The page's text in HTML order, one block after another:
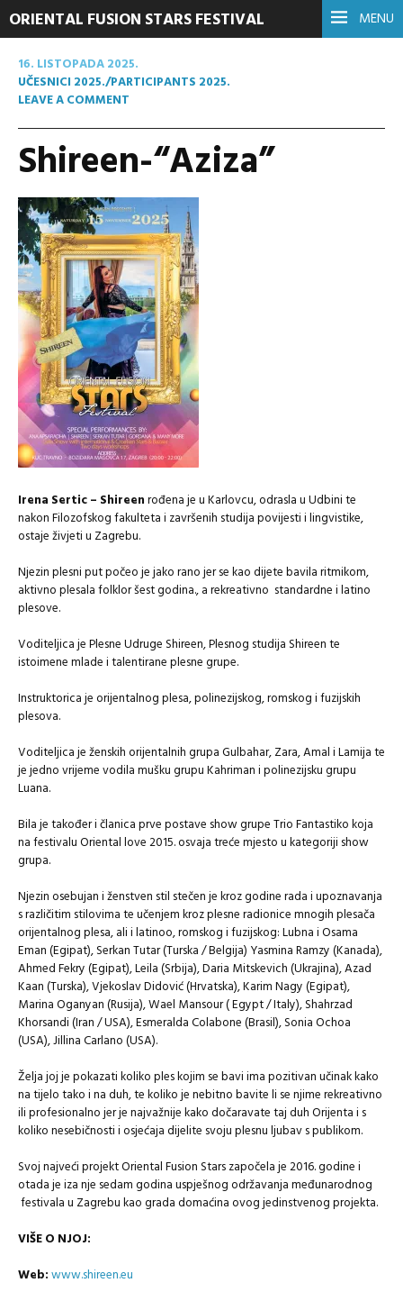
MENU
ORIENTAL FUSION STARS FESTIVAL
16. LISTOPADA 2025.
UČESNICI 2025./PARTICIPANTS 2025.
LEAVE A COMMENT
Shireen-“Aziza”
Irena Sertic – Shireenrođena je u Karlovcu, odrasla u Udbini te
nakon Filozofskog fakulteta i završenih studija povijesti i lingvistike,
ostaje živjeti u Zagrebu.
Njezin plesni put počeo je jako rano jer se kao dijete bavila ritmikom,
aktivno plesala folklor šest godina., a rekreativno standardne i latino
plesove.
Voditeljica je Plesne Udruge Shireen, Plesnog studija Shireen te
istoimene mlade i talentirane plesne grupe.
Instruktorica je orijentalnog plesa, polinezijskog, romskog i fuzijskih
plesova.
Voditeljica je ženskih orijentalnih grupa Gulbahar, Zara, Amal i Lamija te
je jedno vrijeme vodila mušku grupu Kahriman i polinezijsku grupu
Luana.
Bila je također i članica prve postave show grupe Trio Fantastiko koja
na festivalu Oriental love 2015. osvaja treće mjesto u kategoriji show
grupa.
Njezin osebujan i ženstven stil stečen je kroz godine rada i upoznavanja
s različitim stilovima te učenjem kroz plesne radionice mnogih plesača
orijentalnog plesa, ali i latinoo, romskog i fuzijskog: Lubna i Osama
Eman (Egipat), Serkan Tutar (Turska / Belgija) Yasmina Ramzy (Kanada),
Ahmed Fekry (Egipat), Leila (Srbija), Daria Mitskevich (Ukrajina), Azad
Kaan (Turska), Vjekoslav Didović (Hrvatska), Karim Nagy (Egipat),
Marina Oganyan (Rusija), Wael Mansour ( Egypt / Italy), Shahrzad
Khorsandi (Iran / USA), Esmeralda Colabone (Brasil), Sonia Ochoa
(USA), Jillina Carlano (USA).
Želja joj je pokazati koliko ples kojim se bavi ima pozitivan učinak kako
na tijelo tako i na duh, te koliko je nebitno bavite li se njime rekreativno
ili profesionalno jer je najvažnije kako dočaravate taj duh Orijenta i s
koliko nesebičnosti i osjećaja dijelite svoju plesnu ljubav s publikom.
Svoj najveći projekt Oriental Fusion Stars započela je 2016. godine i
otada je iza nje sedam godina uspješnog održavanja međunarodnog
festivala u Zagrebu kao grada domaćina ovog jedinstvenog projekta.
VIŠE O NJOJ:
Web:www.shireen.eu